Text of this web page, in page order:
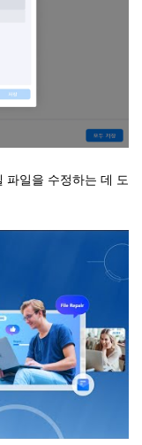
파일을 수정하는 데 도